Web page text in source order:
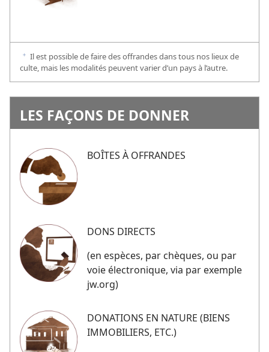
f Il est possible de faire des offrandes dans tous nos lieux de
culte, mais les modalités peuvent varier d’un pays à l’autre.
LES FAÇONS DE DONNER
BOÎTES À OFFRANDES
DONS DIRECTS
(en espèces, par chèques, ou par
voie électronique, via par exemple
jw.org)
DONATIONS EN NATURE (BIENS
IMMOBILIERS, ETC.)